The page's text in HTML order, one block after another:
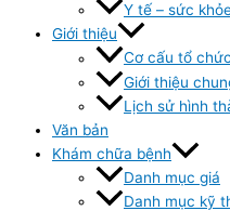
Y tế – sức
Giới thiệu
Cơ cấu tổ chức
Giới thiệu
Lịch sử hình
Văn bản
Khám chữa bệnh
Danh mục giá
Danh mục kỹ